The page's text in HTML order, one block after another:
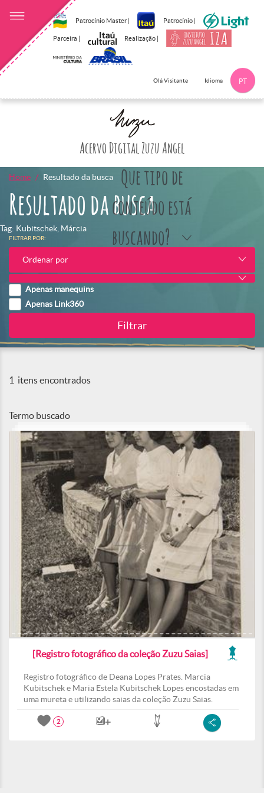
Patrocínio Master | Patrocínio |
Parceira | Realização |
Olá Visitante Idioma PT
Acervo Digital Zuzu Angel
Que tipo de
conteúdo está
buscando?
Home Resultado da busca
Resultado da busca
Tag: Kubitschek, Márcia
FILTRAR POR:
Ordenar por
Apenas manequins
Apenas Link360
1 itens encontrados
Termo buscado
[Registro fotográfico da coleção Zuzu Saias]
Registro fotográfico de Deana Lopes Prates. Marcia
Kubitschek e Maria Estela Kubitschek Lopes encostadas em
uma mureta e utilizando saias da coleção Zuzu Saias.
2